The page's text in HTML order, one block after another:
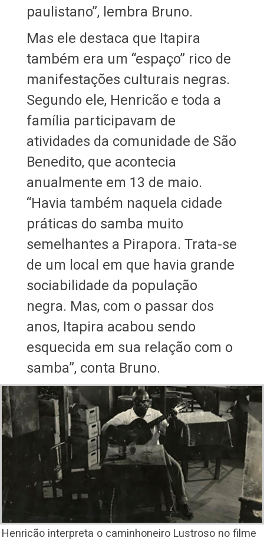
paulistano”, lembra Bruno.
Mas ele destaca que Itapira
também era um “espaço” rico de
manifestações culturais negras.
Segundo ele, Henricão e toda a
família participavam de
atividades da comunidade de São
Benedito, que acontecia
anualmente em 13 de maio.
“Havia também naquela cidade
práticas do samba muito
semelhantes a Pirapora. Trata-se
de um local em que havia grande
sociabilidade da população
negra. Mas, com o passar dos
anos, Itapira acabou sendo
esquecida em sua relação com o
samba”, conta Bruno.
Henricão interpreta o caminhoneiro Lustroso no filme